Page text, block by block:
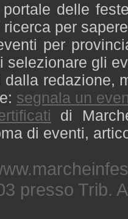
delle
per
per
selezionare gli
redazione,
segnala un
di
di eventi,
presso Trib.